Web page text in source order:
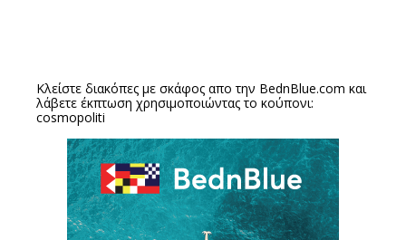
Κλείστε διακόπες με σκάφος απο την BednBlue.com και
λάβετε έκπτωση χρησιμοποιώντας το κούπονι:
cosmopoliti